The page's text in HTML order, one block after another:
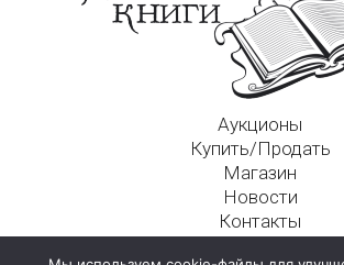
Аукционы
Купить/Продать
Магазин
Новости
Контакты